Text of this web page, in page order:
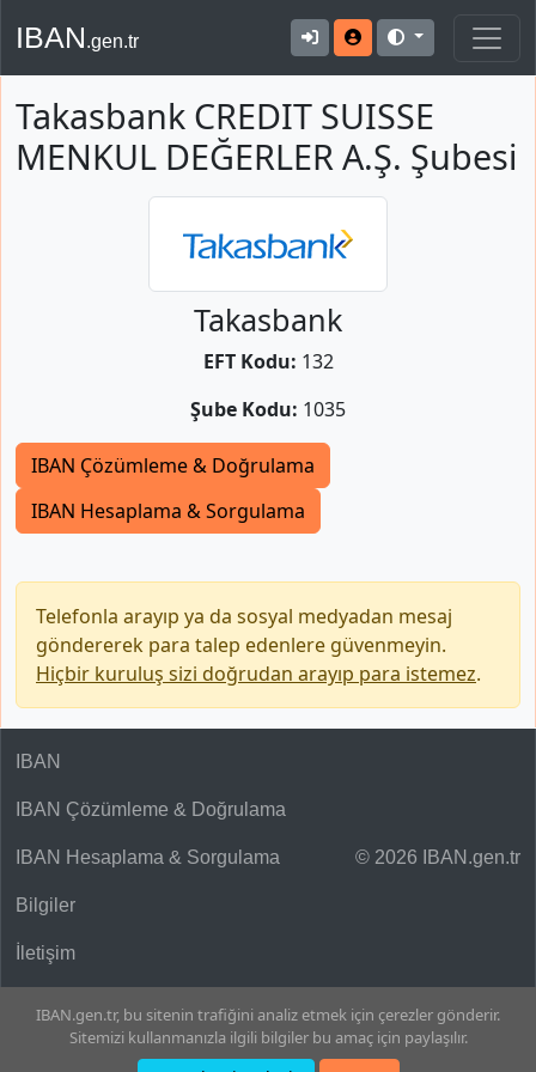
IBAN.gen.tr
Takasbank CREDIT SUISSE
MENKUL DEĞERLER A.Ş. Şubesi
Takasbank
EFT Kodu: 132
Şube Kodu: 1035
IBAN Çözümleme & Doğrulama
IBAN Hesaplama & Sorgulama
Telefonla arayıp ya da sosyal medyadan mesaj
göndererek para talep edenlere güvenmeyin.
Hiçbir kuruluş sizi doğrudan arayıp para istemez.
© 2026 IBAN.gen.tr
IBAN
IBAN Çözümleme & Doğrulama
IBAN Hesaplama & Sorgulama
Bilgiler
İletişim
IBAN.gen.tr, bu sitenin trafiğini analiz etmek için çerezler gönderir.
Sitemizi kullanmanızla ilgili bilgiler bu amaç için paylaşılır.